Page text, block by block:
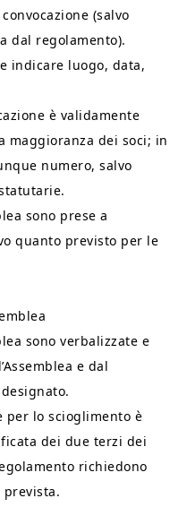
(salvo
dal regolamento).
indicare luogo, data,
è validamente
maggioranza dei soci; in
numero, salvo
sono prese a
quanto previsto per le
sono verbalizzate e
e dal
per lo scioglimento è
dei due terzi dei
richiedono